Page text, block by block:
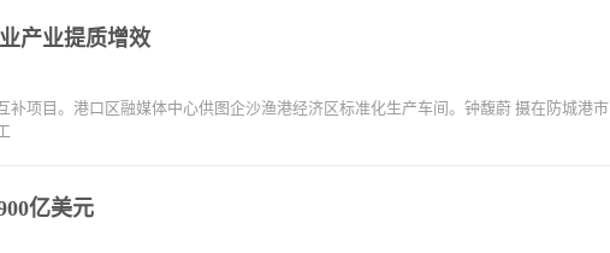
产业提质增效
补项目。港口区融媒体中心供图企沙渔港经济区标准化生产车间。钟馥蔚 摄在防城港市
亿美元